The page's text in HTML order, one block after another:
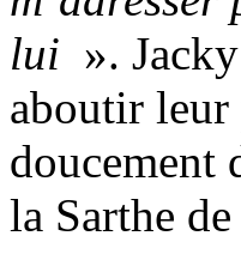
lui ».
aboutir leur
doucement
la Sarthe